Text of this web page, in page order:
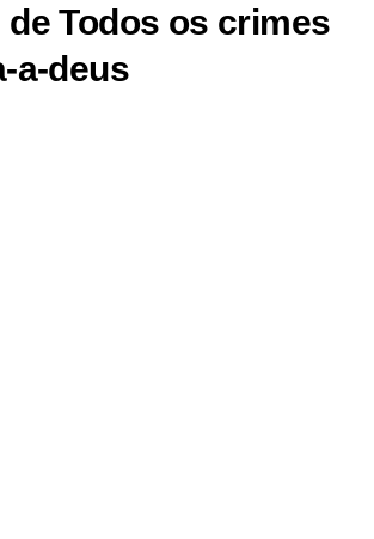
de Todos os crimes
a-deus